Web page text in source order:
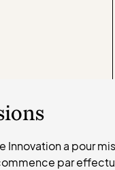
Innovation a pour
par